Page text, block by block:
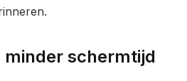
minder schermtijd